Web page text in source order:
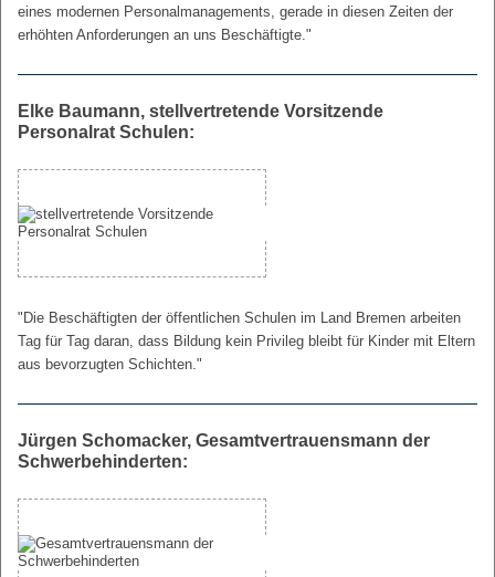
eines modernen Personalmanagements, gerade in diesen Zeiten der
erhöhten Anforderungen an uns Beschäftigte."
Elke Baumann, stellvertretende Vorsitzende
Personalrat Schulen:
"Die Beschäftigten der öffentlichen Schulen im Land Bremen arbeiten
Tag für Tag daran, dass Bildung kein Privileg bleibt für Kinder mit Eltern
aus bevorzugten Schichten."
Jürgen Schomacker, Gesamtvertrauensmann der
Schwerbehinderten: